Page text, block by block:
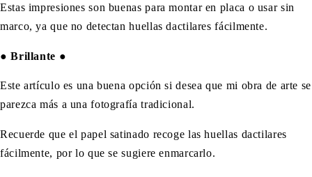
Estas impresiones son buenas para montar en placa o usar sin
marco, ya que no detectan huellas dactilares fácilmente.
●Brillante ●
Este artículo es una buena opción si desea que mi obra de arte se
parezca más a una fotografía tradicional.
Recuerde que el papel satinado recoge las huellas dactilares
fácilmente, por lo que se sugiere enmarcarlo.